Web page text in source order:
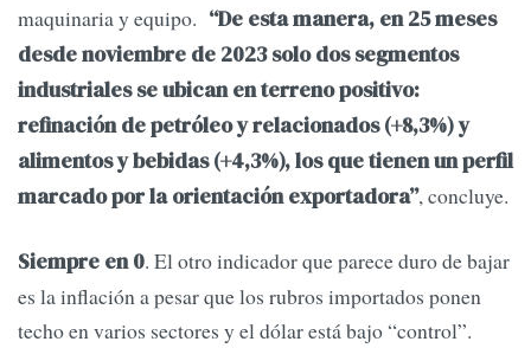
maquinaria y equipo. “De esta manera, en 25 meses
desde noviembre de 2023 solo dos segmentos
industriales se ubican en terreno positivo:
refinación de petróleo y relacionados (+8,3%) y
alimentos y bebidas (+4,3%), los que tienen un perfil
marcado por la orientación exportadora”, concluye.
Siempre en 0. El otro indicador que parece duro de bajar
es la inflación a pesar que los rubros importados ponen
techo en varios sectores y el dólar está bajo “control”.